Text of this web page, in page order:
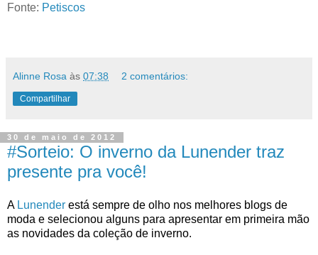
Fonte: Petiscos
Alinne Rosa às 07:38 2 comentários:
Compartilhar
30 de maio de 2012
#Sorteio: O inverno da Lunender traz
presente pra você!
A Lunender está sempre de olho nos melhores blogs de
moda e selecionou alguns para apresentar em primeira mão
as novidades da coleção de inverno.